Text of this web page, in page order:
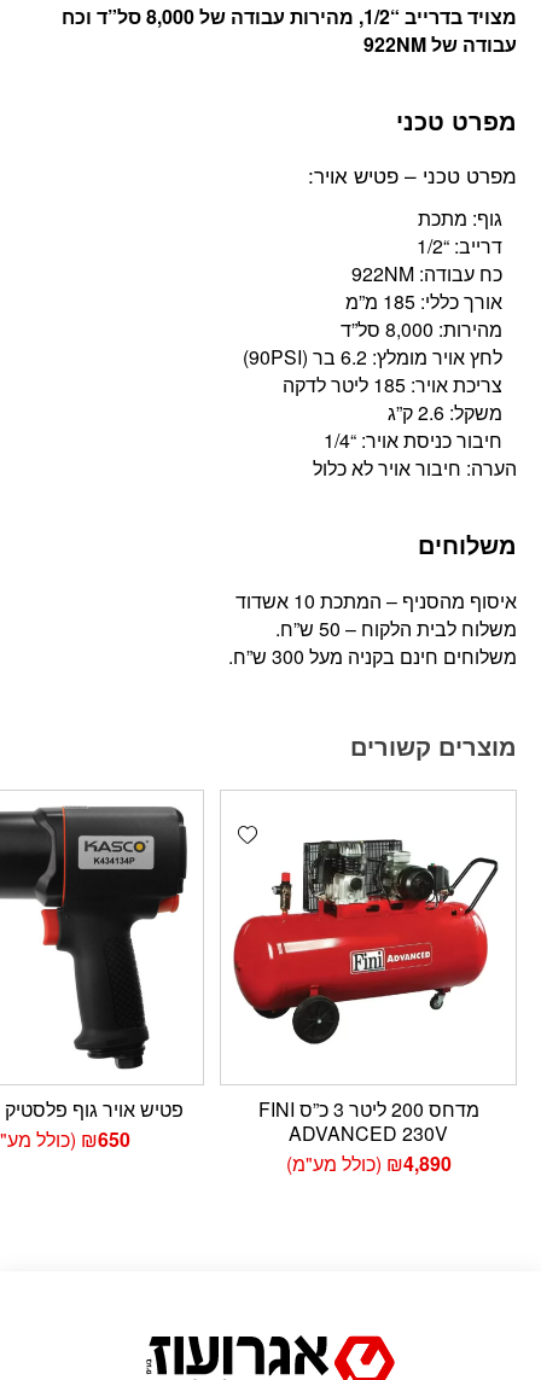
מצויד בדרייב “1/2, מהירות עבודה של 8,000 סל”ד וכח
עבודה של 922NM
מפרט טכני
מפרט טכני – פטיש אויר:
גוף: מתכת
דרייב: “1/2
כח עבודה: 922NM
אורך כללי: 185 מ”מ
מהירות: 8,000 סל”ד
לחץ אויר מומלץ: 6.2 בר (90PSI)
צריכת אויר: 185 ליטר לדקה
משקל: 2.6 ק”ג
חיבור כניסת אויר: “1/4
הערה: חיבור אויר לא כלול
משלוחים
איסוף מהסניף – המתכת 10 אשדוד
משלוח לבית הלקוח – 50 ש”ח.
משלוחים חינם בקניה מעל 300 ש”ח.
מוצרים קשורים
Add wishlist
מדחס 200 ליטר 3 כ”ס FINI
ADVANCED 230V
₪4,890 (כולל מע"מ)
פטיש אויר גוף פלסטיק
₪650 (כולל